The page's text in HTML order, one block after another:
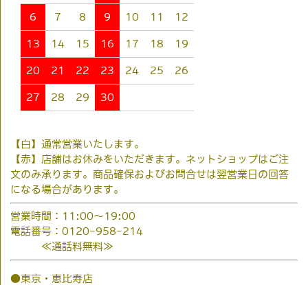
6 7 8 9 10 11 12
13 14 15 16 17 18 19
20 21 22 23 24 25 26
27 28 29 30
【白】通常営業いたします。
【赤】店舗はお休みをいただきます。ネットショップはご注
文のみ承ります。商品確保およびお問合せは翌営業日の回答
になる場合があります。
営業時間：11:00～19:00
電話番号：0120-958-214
≪通話料無料≫
●東京・恵比寿店